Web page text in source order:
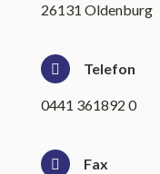
26131 Oldenburg
Telefon
0441 361892 0
Fax